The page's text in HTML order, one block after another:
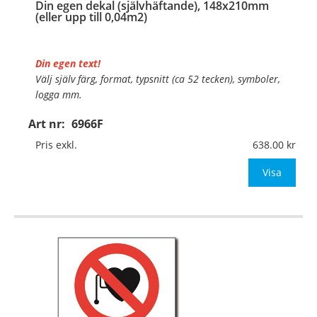
Din egen dekal (självhäftande), 148x210mm
(eller upp till 0,04m2)
Art nr: 6966F
Din egen text!
Välj själv färg, format, typsnitt (ca 52 tecken), symboler,
logga mm.
Material:Självhäftande folie
Mått:148x210mm (eller annat mått upp till 0,04m²)
Pris exkl. 638.00
Visa